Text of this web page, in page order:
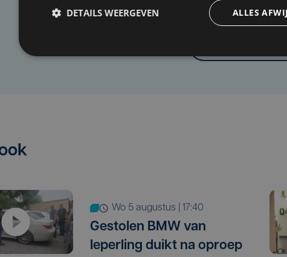
Heb je een taal- of schrijffout
wo 5 augustus | 17:40
Gestolen BMW van
Ieperling duikt na oproep
ALLES
DETAILS WEERGEVEN